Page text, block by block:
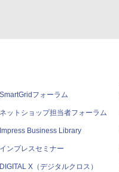
SmartGridフォーラム
ネットショップ担当者フォーラム
Impress Business Library
インプレスセミナー
DIGITAL X（デジタルクロス）